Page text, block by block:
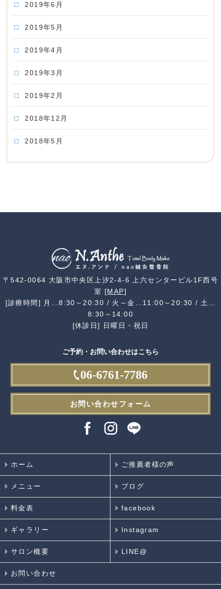
2019年6月
2019年5月
2019年4月
2019年3月
2019年2月
2018年12月
2018年5月
〒542-0064 大阪市中央区上汐2-4-6 上六センタービル1F西号
室 [MAP]
[診療時間] 月…8:30～20:30 / 火～金…11:00～20:30 / 土…
8:30～14:00
[休診日] 日曜日・祝日
ご予約・お問い合わせはこちら
06-6761-7786
お問い合わせフォーム
ホーム ご推薦者様の声
メニュー ブログ
料金表 facebook
ギャラリー Instagram
サロン概要 LINE@
お問い合わせ